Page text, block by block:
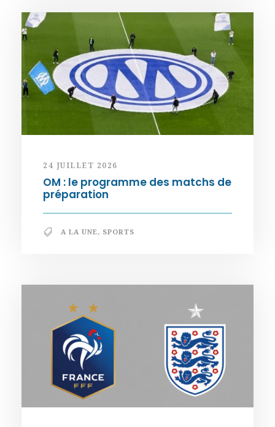
24 JUILLET 2026
OM : le programme des matchs de
préparation
A LA UNE, SPORTS